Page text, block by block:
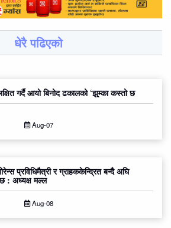
धेरै पढिएको
गर्दै आयो बिनोद ढकालको ‘झुम्का कस्तो छ
Aug-07
प्रविधिमैत्री र ग्राहककेन्द्रित बन्दै अघि
: अध्यक्ष मल्ल
Aug-08